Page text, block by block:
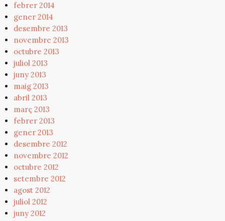
febrer 2014
gener 2014
desembre 2013
novembre 2013
octubre 2013
juliol 2013
juny 2013
maig 2013
abril 2013
març 2013
febrer 2013
gener 2013
desembre 2012
novembre 2012
octubre 2012
setembre 2012
agost 2012
juliol 2012
juny 2012